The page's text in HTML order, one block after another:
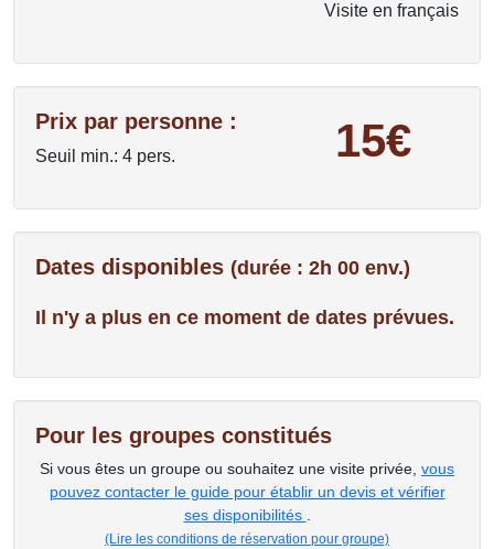
Visite en français
Prix par personne :
Seuil min.: 4 pers. 15€
Dates disponibles (durée : 2h 00 env.)
Il n'y a plus en ce moment de dates prévues.
Pour les groupes constitués
Si vous êtes un groupe ou souhaitez une visite privée, vous
pouvez contacter le guide pour établir un devis et vérifier
ses disponibilités
(Lire les conditions de réservation pour groupe)